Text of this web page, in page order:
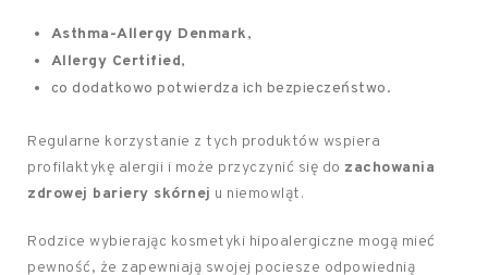
Asthma-Allergy Denmark,
Allergy Certified,
co dodatkowo potwierdza ich bezpieczeństwo.
Regularne korzystanie z tych produktów wspiera
profilaktykę alergii i może przyczynić się do zachowania
zdrowej bariery skórnej u niemowląt.
Rodzice wybierając kosmetyki hipoalergiczne mogą mieć
pewność, że zapewniają swojej pociesze odpowiednią